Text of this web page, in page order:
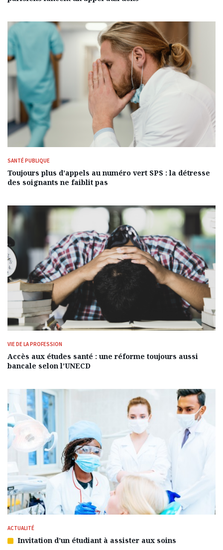
SANTÉ PUBLIQUE
Toujours plus d’appels au numéro vert SPS : la détresse
des soignants ne faiblit pas
VIE DE LA PROFESSION
Accès aux études santé : une réforme toujours aussi
bancale selon l’UNECD
ACTUALITÉ
Article
Invitation d’un étudiant à assister aux soins